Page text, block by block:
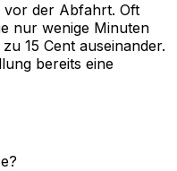
vor der Abfahrt. Oft
nur wenige Minuten
15 Cent auseinander.
bereits eine